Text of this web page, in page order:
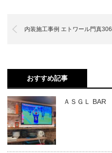
内装施工事例 エトワール門真306
おすすめ記事
ＡＳＧＬ BAR